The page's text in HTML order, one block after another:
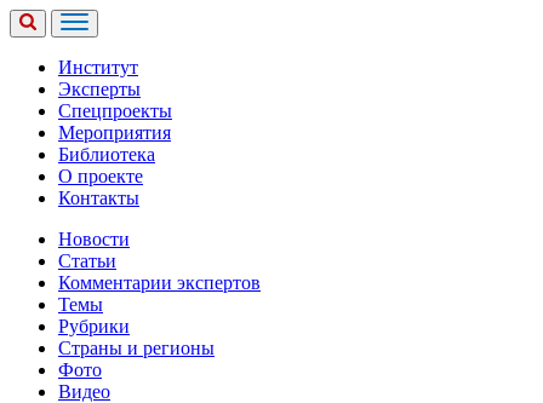
Институт
Эксперты
Спецпроекты
Мероприятия
Библиотека
О проекте
Контакты
Новости
Статьи
Комментарии экспертов
Темы
Рубрики
Страны и регионы
Фото
Видео